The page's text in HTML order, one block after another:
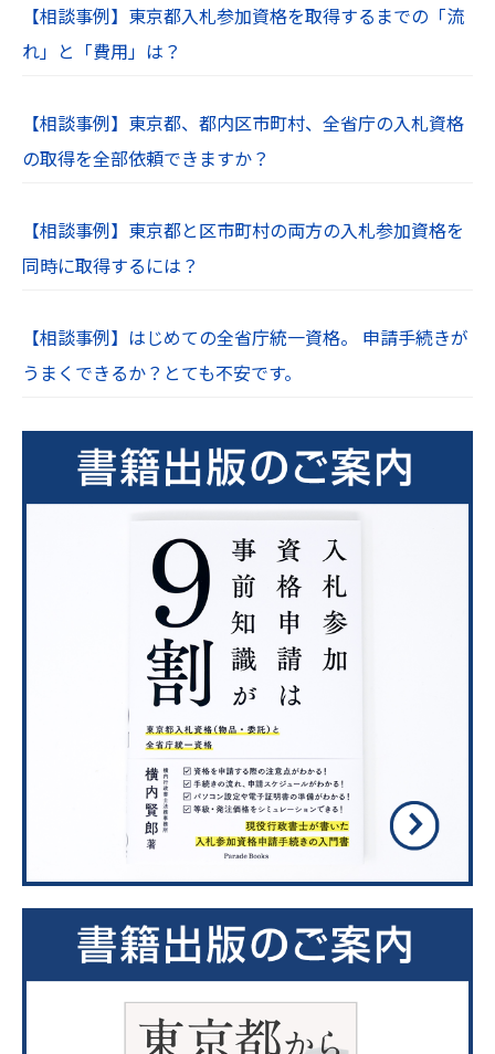
【相談事例】東京都入札参加資格を取得するまでの「流
れ」と「費用」は？
【相談事例】東京都、都内区市町村、全省庁の入札資格
の取得を全部依頼できますか？
【相談事例】東京都と区市町村の両方の入札参加資格を
同時に取得するには？
【相談事例】はじめての全省庁統一資格。 申請手続きが
うまくできるか？とても不安です。